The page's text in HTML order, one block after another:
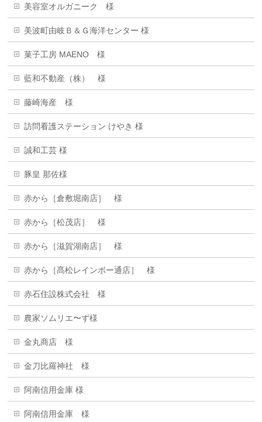
美容室オルガニーク 様
美波町由岐Ｂ＆Ｇ海洋センター 様
菓子工房 MAENO 様
藍和不動産（株） 様
藤崎海産 様
訪問看護ステーション けやき 様
誠和工芸 様
豚皇 那佐様
赤から［倉敷堀南店］ 様
赤から［松茂店］ 様
赤から［滋賀湖南店］ 様
赤から［髙松レインボー通店］ 様
赤石住設株式会社 様
農家ソムリエ〜ず様
金丸商店 様
金刀比羅神社 様
阿南信用金庫 様
阿南信用金庫 様